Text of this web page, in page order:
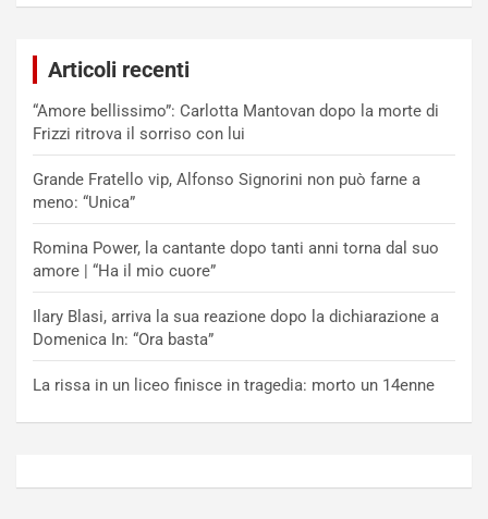
Articoli recenti
“Amore bellissimo”: Carlotta Mantovan dopo la morte di
Frizzi ritrova il sorriso con lui
Grande Fratello vip, Alfonso Signorini non può farne a
meno: “Unica”
Romina Power, la cantante dopo tanti anni torna dal suo
amore | “Ha il mio cuore”
Ilary Blasi, arriva la sua reazione dopo la dichiarazione a
Domenica In: “Ora basta”
La rissa in un liceo finisce in tragedia: morto un 14enne